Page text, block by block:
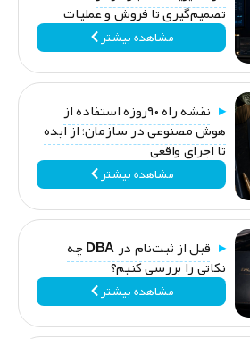
تصمیم‌گیری تا فروش و عملیات
مشاهده بیشتر
نقشه راه ۹۰روزه استفاده از
هوش مصنوعی در سازمان؛ از ایده
تا اجرای واقعی
مشاهده بیشتر
قبل از ثبت‌نام در DBA چه
نکاتی را بررسی کنیم؟
مشاهده بیشتر